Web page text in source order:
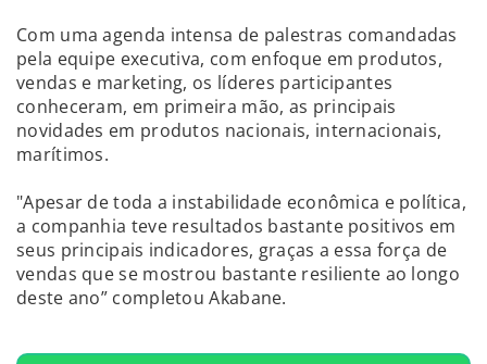
Com uma agenda intensa de palestras comandadas
pela equipe executiva, com enfoque em produtos,
vendas e marketing, os líderes participantes
conheceram, em primeira mão, as principais
novidades em produtos nacionais, internacionais,
marítimos.
"Apesar de toda a instabilidade econômica e política,
a companhia teve resultados bastante positivos em
seus principais indicadores, graças a essa força de
vendas que se mostrou bastante resiliente ao longo
deste ano” completou Akabane.